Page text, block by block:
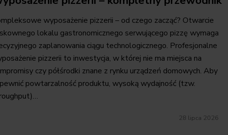
wyposażenie pizzerii – od czego zacząć? Otwarcie
lokalu gastronomicznego serwującego pizzę wymaga
zaplanowania ciągu technologicznego. Profesjonalne
pizzerii to inwestycja, w której nie ma miejsca na
czy półśrodki znane z rynku urządzeń domowych. Aby
powtarzalność produktu, wysoką wydajność (tzw.
28 lipca 2026